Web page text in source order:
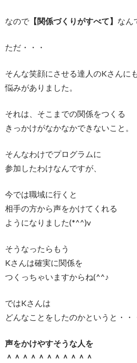
なので 【関係づくりがすべて】 なん
ただ・・・
そんな笑顔にさせる達人のKさんに
悩みがありました。
それは、そこまでの関係をつくる
きっかけがなかなかできないこと。
そんなわけでプログラムに
参加したわけなんですが、
今では職域に行くと
相手の方から声をかけてくれる
ようになりました(*^^)v
そうなったらもう
Kさんは確実に関係を
つくっちゃいますからね(^^♪
ではKさんは
どんなことをしたのかというと・・
声をかけやすそうな人を
＾＾＾＾＾＾＾＾＾＾＾